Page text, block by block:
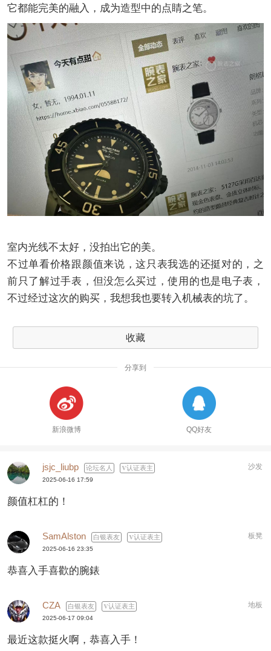
它都能完美的融入，成为造型中的点睛之笔。
室内光线不太好，没拍出它的美。
不过单看价格跟颜值来说，这只表我选的还挺对的，之
前只了解过手表，但没怎么买过，使用的也是电子表，
不过经过这次的购买，我想我也要转入机械表的坑了。
收藏
分享到
新浪微博 QQ好友
jsjc_liubp 论坛名人 认证表主 沙发
2025-06-16 17:59
颜值杠杠的！
SamAlston 白银表友 认证表主 板凳
2025-06-16 23:35
恭喜入手喜歡的腕錶
CZA 白银表友 认证表主 地板
2025-06-17 09:04
最近这款挺火啊，恭喜入手！